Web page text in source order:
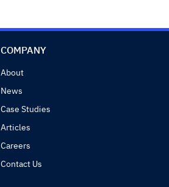
COMPANY
About
News
Case Studies
Articles
Careers
Contact Us